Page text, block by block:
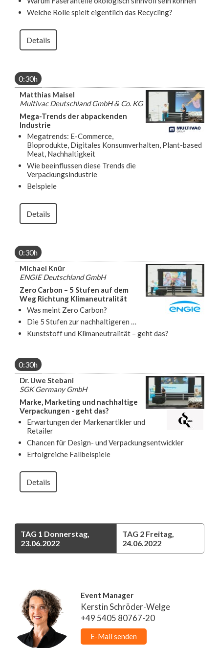
Welche Rolle spielt eigentlich das Recycling?
Details
0:30h
Matthias Maisel
Multivac Deutschland GmbH & Co. KG
Mega-Trends der abpackenden
Industrie
Megatrends: E-Commerce,
Bioprodukte, Digitales Konsumverhalten, Plant-based
Meat, Nachhaltigkeit
Wie beeinflussen diese Trends die
Verpackungsindustrie
Beispiele
Details
0:30h
Michael Knür
ENGIE Deutschland GmbH
Zero Carbon – 5 Stufen auf dem
Weg Richtung Klimaneutralität
Was meint Zero Carbon?
Die 5 Stufen zur nachhaltigeren …
Kunststoff und Klimaneutralität – geht das?
0:30h
Dr. Uwe Stebani
SGK Germany GmbH
Marke, Marketing und nachhaltige
Verpackungen - geht das?
Erwartungen der Markenartikler und
Retailer
Chancen für Design- und Verpackungsentwickler
Erfolgreiche Fallbeispiele
Details
TAG 1 Donnerstag,
23.06.2022
TAG 2 Freitag,
24.06.2022
Event Manager
Kerstin Schröder-Welge
+49 5405 80767-20
E-Mail senden